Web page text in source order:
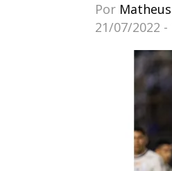
Por
21/07/2022 -